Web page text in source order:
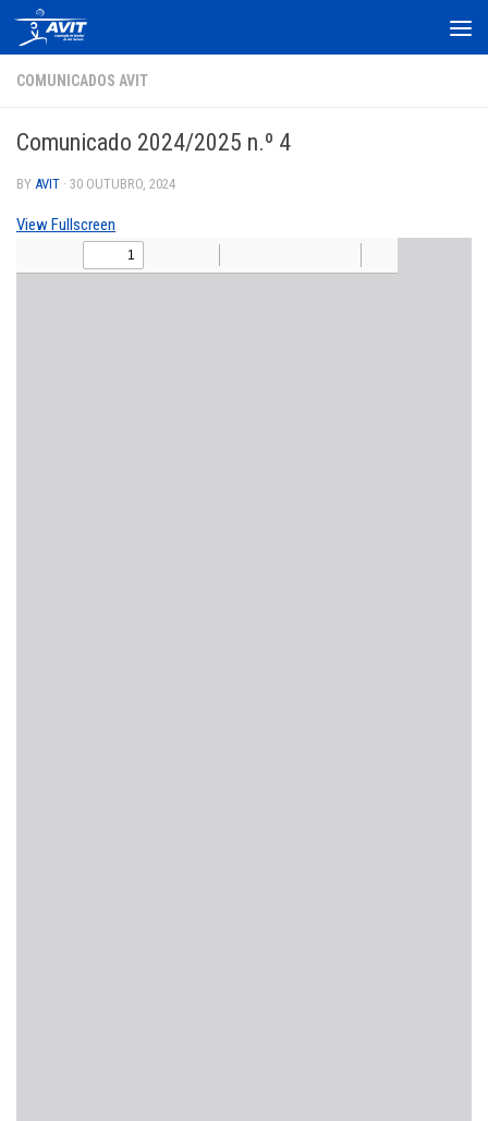
Skip to content
COMUNICADOS AVIT
Comunicado 2024/2025 n.º 4
BY AVIT · 30 OUTUBRO, 2024
View Fullscreen